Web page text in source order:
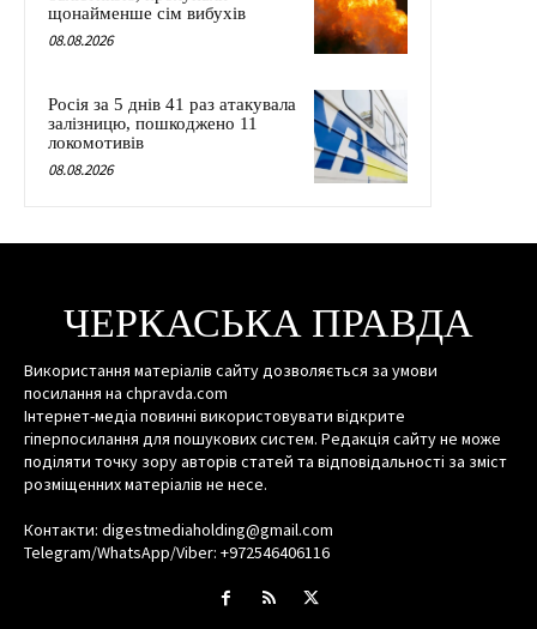
щонайменше сім вибухів
08.08.2026
Росія за 5 днів 41 раз атакувала
залізницю, пошкоджено 11
локомотивів
08.08.2026
ЧЕРКАСЬКА ПРАВДА
Використання матеріалів сайту дозволяється за умови
посилання на chpravda.com
Інтернет-медіа повинні використовувати відкрите
гіперпосилання для пошукових систем. Редакція сайту не може
поділяти точку зору авторів статей та відповідальності за зміст
розміщенних матеріалів не несе.
Контакти: digestmediaholding@gmail.com
Telegram/WhatsApp/Viber: +972546406116